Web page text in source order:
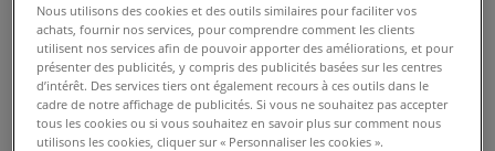
Nous utilisons des cookies et des outils similaires pour faciliter vos
achats, fournir nos services, pour comprendre comment les clients
utilisent nos services afin de pouvoir apporter des améliorations, et pour
présenter des publicités, y compris des publicités basées sur les centres
d’intérêt. Des services tiers ont également recours à ces outils dans le
cadre de notre affichage de publicités. Si vous ne souhaitez pas accepter
tous les cookies ou si vous souhaitez en savoir plus sur comment nous
utilisons les cookies, cliquer sur « Personnaliser les cookies ».